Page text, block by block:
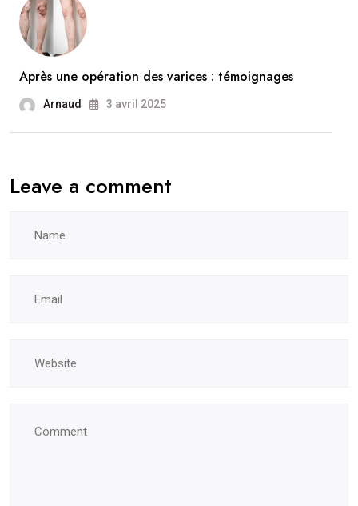
Après une opération des varices : témoignages
Arnaud 3 avril 2025
Leave a comment